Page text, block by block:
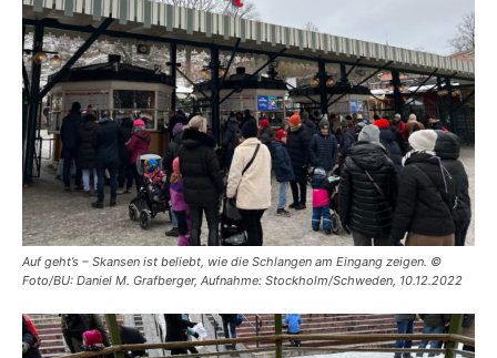
Auf geht’s – Skansen ist beliebt, wie die Schlangen am Eingang zeigen. ©
Foto/BU: Daniel M. Grafberger, Aufnahme: Stockholm/Schweden, 10.12.2022